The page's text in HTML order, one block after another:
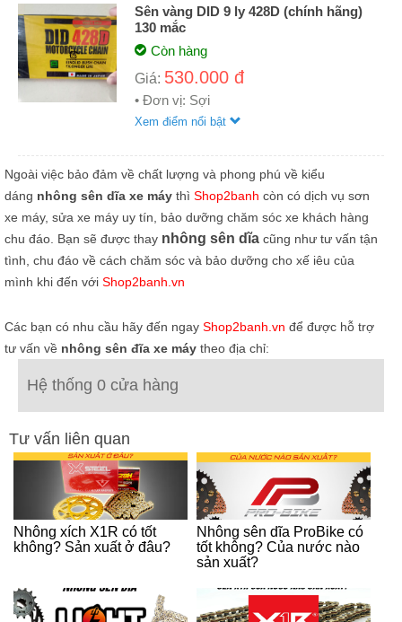
Sên vàng DID 9 ly 428D (chính hãng)
130 mắc
Còn hàng
Giá: 530.000 đ
• Đơn vị: Sợi
Xem điểm nổi bật
Ngoài việc bảo đảm về chất lượng và phong phú về kiểu
dáng nhông sên dĩa xe máy thì Shop2banh còn có dịch vụ sơn
xe máy, sửa xe máy uy tín, bảo dưỡng chăm sóc xe khách hàng
chu đáo. Bạn sẽ được thay nhông sên dĩa cũng như tư vấn tận
tình, chu đáo về cách chăm sóc và bảo dưỡng cho xế iêu của
mình khi đến với Shop2banh.vn
Các bạn có nhu cầu hãy đến ngay Shop2banh.vn để được hỗ trợ
tư vấn về nhông sên đĩa xe máy theo địa chỉ:
Hệ thống 0 cửa hàng
Tư vấn liên quan
Nhông xích X1R có tốt
không? Sản xuất ở đâu?
Nhông sên dĩa ProBike có
tốt không? Của nước nào
sản xuất?